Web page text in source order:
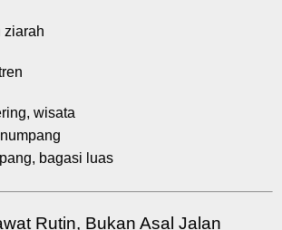
ziarah
wisata
bagasi luas
Rutin, Bukan Asal Jalan